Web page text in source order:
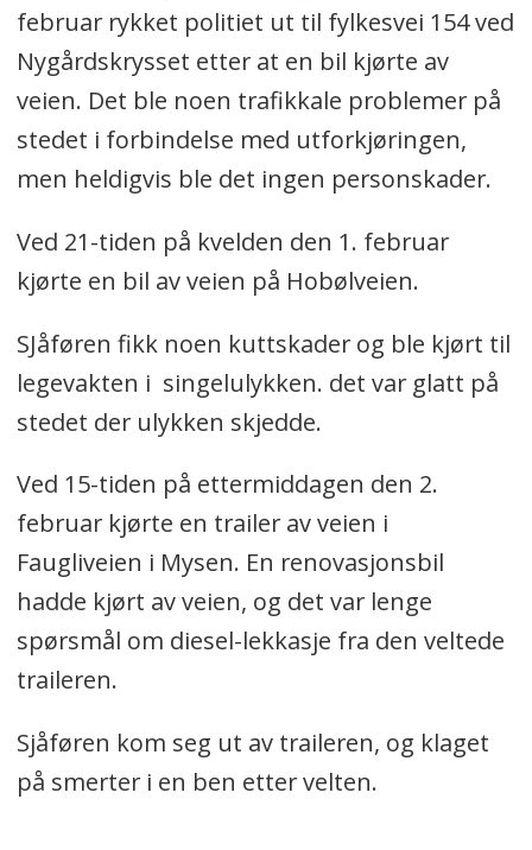
februar rykket politiet ut til fylkesvei 154 ved
Nygårdskrysset etter at en bil kjørte av
veien. Det ble noen trafikkale problemer på
stedet i forbindelse med utforkjøringen,
men heldigvis ble det ingen personskader.
Ved 21-tiden på kvelden den 1. februar
kjørte en bil av veien på Hobølveien.
SJåføren fikk noen kuttskader og ble kjørt til
legevakten i singelulykken. det var glatt på
stedet der ulykken skjedde.
Ved 15-tiden på ettermiddagen den 2.
februar kjørte en trailer av veien i
Faugliveien i Mysen. En renovasjonsbil
hadde kjørt av veien, og det var lenge
spørsmål om diesel-lekkasje fra den veltede
traileren.
Sjåføren kom seg ut av traileren, og klaget
på smerter i en ben etter velten.